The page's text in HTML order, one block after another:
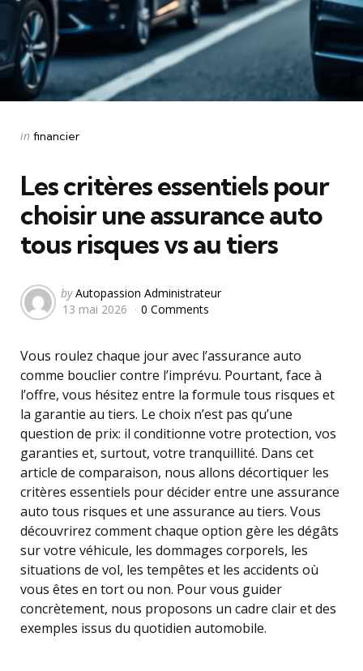
Categories
Posted
in financier
Les critères essentiels pour
choisir une assurance auto
tous risques vs au tiers
Posted
by
by Autopassion Administrateur
13 mai 2026
0 Comments
Vous roulez chaque jour avec l’assurance auto
comme bouclier contre l’imprévu. Pourtant, face à
l’offre, vous hésitez entre la formule tous risques et
la garantie au tiers. Le choix n’est pas qu’une
question de prix: il conditionne votre protection, vos
garanties et, surtout, votre tranquillité. Dans cet
article de comparaison, nous allons décortiquer les
critères essentiels pour décider entre une assurance
auto tous risques et une assurance au tiers. Vous
découvrirez comment chaque option gère les dégâts
sur votre véhicule, les dommages corporels, les
situations de vol, les tempêtes et les accidents où
vous êtes en tort ou non. Pour vous guider
concrètement, nous proposons un cadre clair et des
exemples issus du quotidien automobile.